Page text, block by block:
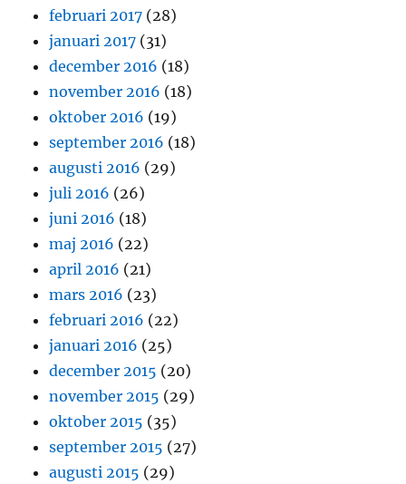
februari 2017 (28)
januari 2017 (31)
december 2016 (18)
november 2016 (18)
oktober 2016 (19)
september 2016 (18)
augusti 2016 (29)
juli 2016 (26)
juni 2016 (18)
maj 2016 (22)
april 2016 (21)
mars 2016 (23)
februari 2016 (22)
januari 2016 (25)
december 2015 (20)
november 2015 (29)
oktober 2015 (35)
september 2015 (27)
augusti 2015 (29)